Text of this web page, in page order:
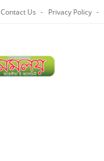
Contact Us Privacy Policy